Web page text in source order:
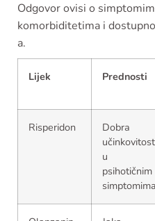
Odgovor ovisi o
komorbiditetima i
a.
Lijek Prednosti
Risperidon
Dobra
učinkovitost
u
psihotičnim
simptomima